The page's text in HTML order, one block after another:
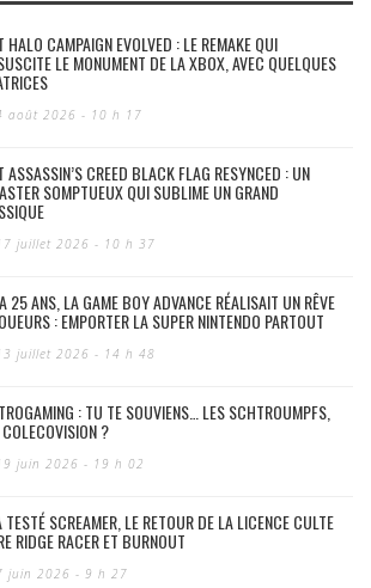
HALO CAMPAIGN EVOLVED : LE REMAKE QUI
LE MONUMENT DE LA XBOX, AVEC QUELQUES
août 2026 - 10 h 17
ASSASSIN’S CREED BLACK FLAG RESYNCED : UN
SOMPTUEUX QUI SUBLIME UN GRAND
juillet 2026 - 10 h 37
25 ANS, LA GAME BOY ADVANCE RÉALISAIT UN RÊVE
: EMPORTER LA SUPER NINTENDO PARTOUT
juillet 2026 - 14 h 48
: TU TE SOUVIENS… LES SCHTROUMPFS,
?
juin 2026 - 19 h 02
TESTÉ SCREAMER, LE RETOUR DE LA LICENCE CULTE
RIDGE RACER ET BURNOUT
juin 2026 - 9 h 27